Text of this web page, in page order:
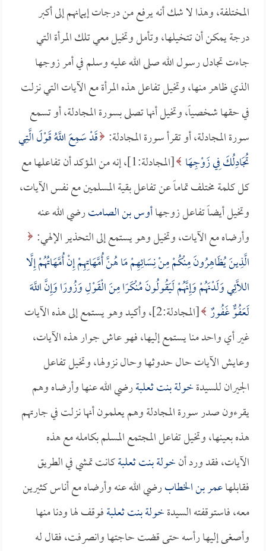
المختلفة، وهذا لا شك أنه يرفع من درجات إيمانهم إلى أكبر
درجة يمكن أن تتخيلها، وتأمل وتخيل معي تلك المرأة التي
جاءت تجادل رسول الله صلى الله عليه وسلم في أمر زوجها
الذي ظاهر منها، وتخيل تفاعل هذه المرأة مع الآيات التي نزلت
في حقها شخصياً، وتخيل أنها تصلى بسورة المجادلة، أو تسمع
سورة المجادلة، أو تقرأ سورة المجادلة: قَدْ سَمِعَ اللَّهُ قَوْلَ الَّتِي
تُجَادِلُكَ فِي زَوْجِهَا
[المجادلة:1]، إنه من المؤكد أن تفاعلها مع
كل كلمة مختلف تماماً عن تفاعل بقية المسلمين مع نفس الآيات،
وتخيل أيضاً تفاعل زوجهاأوس بن الصامترضي الله عنه
وأرضاه مع الآيات، وتخيل وهو يستمع إلى التحذير الإلهي:
الَّذِينَ يُظَاهِرُونَ مِنْكُمْ مِنْ نِسَائِهِمْ مَا هُنَّ أُمَّهَاتِهِمْ إِنْ أُمَّهَاتُهُمْ إِلَّا
اللَّائِي وَلَدْنَهُمْ وَإِنَّهُمْ لَيَقُولُونَ مُنْكَرًا مِنَ الْقَوْلِ وَزُورًا وَإِنَّ اللَّهَ
لَعَفُوٌّ غَفُورٌ
[المجادلة:2]، وأكيد وهو يستمع إلى هذه الآيات
غير أي واحد منا يستمع إليها، فهو عاش جوار هذه الآيات،
وعايش الآيات حال حدوثها وحال نزولها، وتخيل تفاعل
الجيران للسيدةخولة بنت ثعلبةرضي الله عنها وأرضاه وهم
يقرءون صدر سورة المجادلة وهم يعلمون أنها نزلت في جارتهم
هذه بعينها، وتخيل تفاعل المجتمع المسلم بكامله مع هذه
الآيات، فقد ورد أنخولة بنت ثعلبةكانت تمشي في الطريق
فقابلهاعمر بن الخطابرضي الله عنه وأرضاه مع أناس كثيرين
معه، فاستوقفته السيدةخولة بنت ثعلبةفوقف لها ودنا منها
وأصغى إليها رأسه حتى قضت حاجتها وانصرفت، فقال له